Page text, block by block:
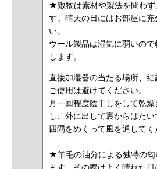
★敷物は素材や製法を問わず
す。晴天の日にはお部屋に充
い。
ウール製品は湿気に弱いの
します。
直接加湿器の当たる場所、
ご使用は避けてください。
月一回程度陰干しをして乾
し、外に出して裏からはた
四隅をめくって風を通してく
★羊毛の油分による独特の
ます。その際はよく晴れた